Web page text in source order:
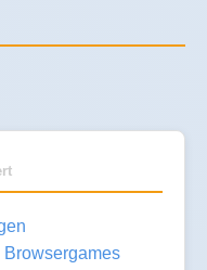
Browsergames